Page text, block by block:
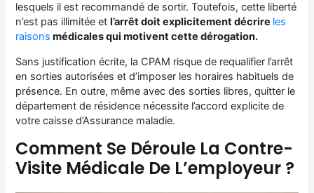
lesquels il est recommandé de sortir. Toutefois, cette liberté
n’est pas illimitée et l’arrêt doit explicitement décrire les
raisons médicales qui motivent cette dérogation.
Sans justification écrite, la CPAM risque de requalifier l’arrêt
en sorties autorisées et d’imposer les horaires habituels de
présence. En outre, même avec des sorties libres, quitter le
département de résidence nécessite l’accord explicite de
votre caisse d’Assurance maladie.
Comment Se Déroule La Contre-
Visite Médicale De L’employeur ?